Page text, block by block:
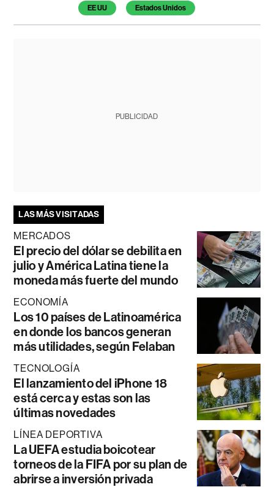
EE UU Estados Unidos
PUBLICIDAD
LAS MÁS VISITADAS
MERCADOS
El precio del dólar se debilita en
julio y América Latina tiene la
moneda más fuerte del mundo
ECONOMÍA
Los 10 países de Latinoamérica
en donde los bancos generan
más utilidades, según Felaban
TECNOLOGÍA
El lanzamiento del iPhone 18
está cerca y estas son las
últimas novedades
LÍNEA DEPORTIVA
La UEFA estudia boicotear
torneos de la FIFA por su plan de
abrirse a inversión privada